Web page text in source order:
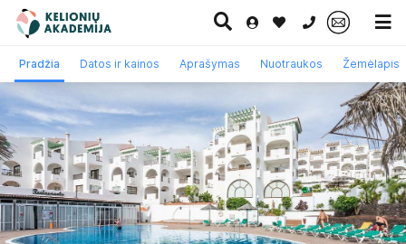
0 700 11007
Paskutinė
minutė
Pažintinės
kelionės
Egzotinės
kelionės
Kruizai
Pradžia Datos ir kainos Aprašymas Nuotraukos Žemėlapis